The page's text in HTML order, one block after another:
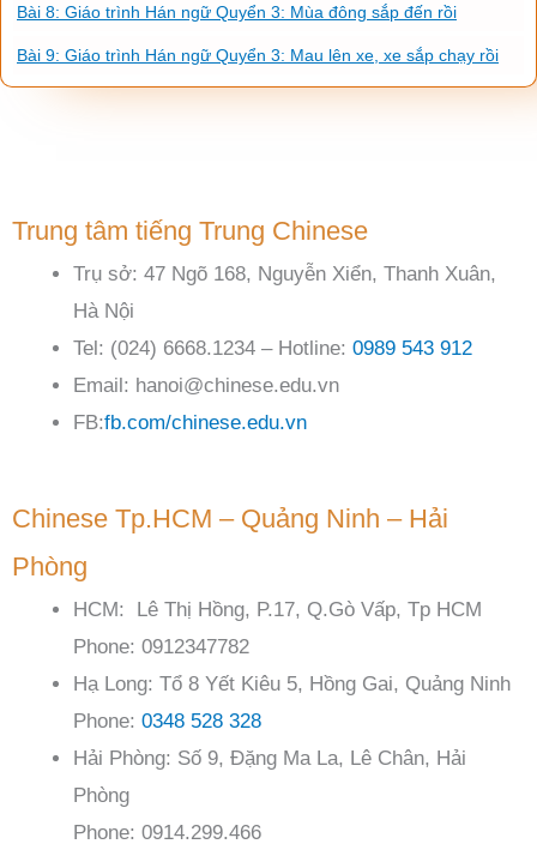
Bài 8: Giáo trình Hán ngữ Quyển 3: Mùa đông sắp đến rồi
Bài 9: Giáo trình Hán ngữ Quyển 3: Mau lên xe, xe sắp chạy rồi
Trung tâm tiếng Trung Chinese
Trụ sở: 47 Ngõ 168, Nguyễn Xiển, Thanh Xuân,
Hà Nội
Tel: (024) 6668.1234 – Hotline: 0989 543 912
Email: hanoi@chinese.edu.vn
FB:fb.com/chinese.edu.vn
Chinese Tp.HCM – Quảng Ninh – Hải
Phòng
HCM: Lê Thị Hồng, P.17, Q.Gò Vấp, Tp HCM
Phone: 0912347782
Hạ Long: Tổ 8 Yết Kiêu 5, Hồng Gai, Quảng Ninh
Phone: 0348 528 328
Hải Phòng: Số 9, Đặng Ma La, Lê Chân, Hải
Phòng
Phone: 0914.299.466